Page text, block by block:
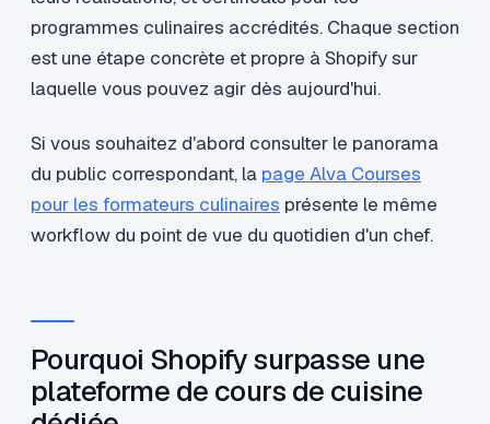
programmes culinaires accrédités. Chaque section
est une étape concrète et propre à Shopify sur
laquelle vous pouvez agir dès aujourd'hui.
Si vous souhaitez d'abord consulter le panorama
du public correspondant, la page Alva Courses
pour les formateurs culinaires présente le même
workflow du point de vue du quotidien d'un chef.
Pourquoi Shopify surpasse une
plateforme de cours de cuisine